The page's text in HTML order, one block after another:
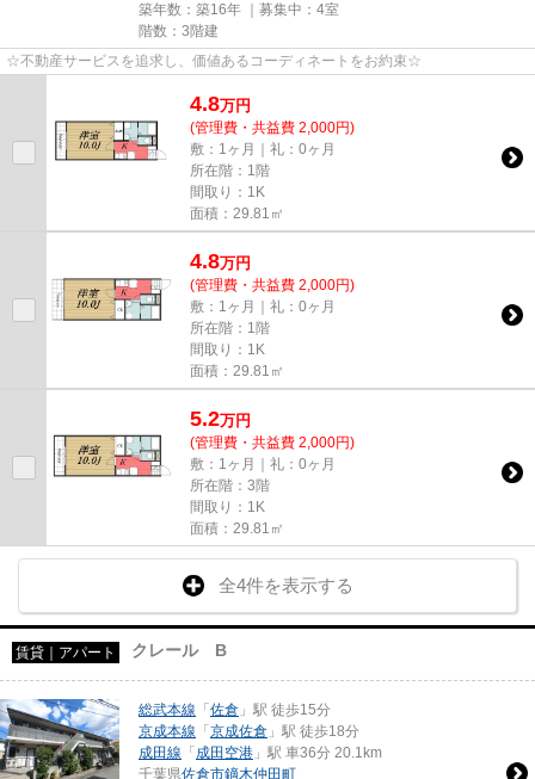
築年数：築16年 ｜募集中： 4室
階数：3階建
☆不動産サービスを追求し、価値あるコーディネートをお約束☆
4.8万円
(管理費・共益費 2,000円)
敷：1ヶ月｜礼：0ヶ月
所在階：1階
間取り：1K
面積：29.81㎡
4.8万円
(管理費・共益費 2,000円)
敷：1ヶ月｜礼：0ヶ月
所在階：1階
間取り：1K
面積：29.81㎡
5.2万円
(管理費・共益費 2,000円)
敷：1ヶ月｜礼：0ヶ月
所在階：3階
間取り：1K
面積：29.81㎡
全4件を表示する
賃貸｜アパート クレール B
総武本線 「 佐倉 」駅 徒歩15分
京成本線 「 京成佐倉 」駅 徒歩18分
成田線 「 成田空港 」駅 車36分 20.1km
千葉県佐倉市鏑木仲田町